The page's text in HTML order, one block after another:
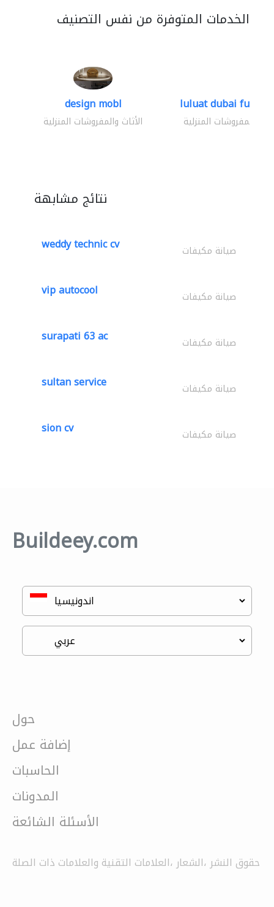
الخدمات المتوفرة من نفس التصنيف
design mobl
الأثاث والمفروشات المنزلية
luluat dubai
والمفروشات المنزلية
نتائج مشابهة
weddy technic cv صيانة مكيفات
vip autocool صيانة مكيفات
surapati 63 ac صيانة مكيفات
sultan service صيانة مكيفات
sion cv صيانة مكيفات
Buildeey.com
حول
إضافة عمل
الحاسبات
المدونات
الأسئلة الشائعة
حقوق النشر ،الشعار ،العلامات التقنية والعلامات ذات الصلة